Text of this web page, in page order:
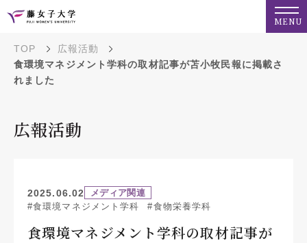
MENU
TOP
広報活動
食環境マネジメント学科の取材記事が苫小牧民報に掲載さ
れました
広報活動
2025.06.02
メディア関連
#食環境マネジメント学科
#食物栄養学科
食環境マネジメント学科の取材記事が